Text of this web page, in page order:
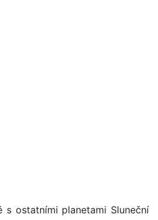
s ostatními planetami Sluneční